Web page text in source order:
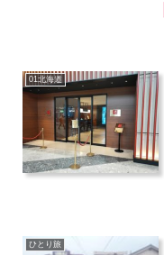
01北海道
ひとり旅